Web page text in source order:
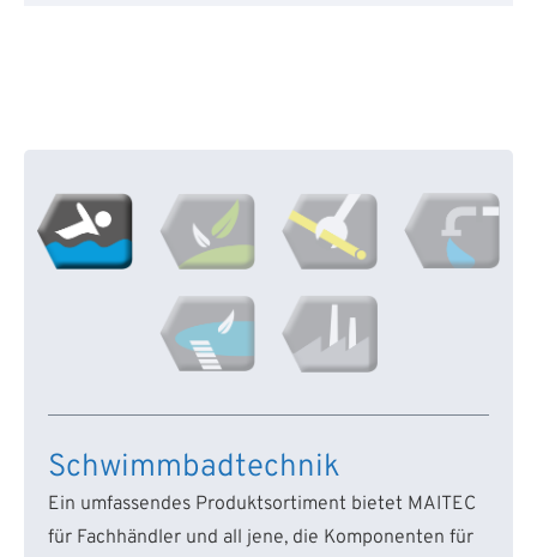
Schwimmbadtechnik
Ein umfassendes Produktsortiment bietet MAITEC
für Fachhändler und all jene, die Komponenten für